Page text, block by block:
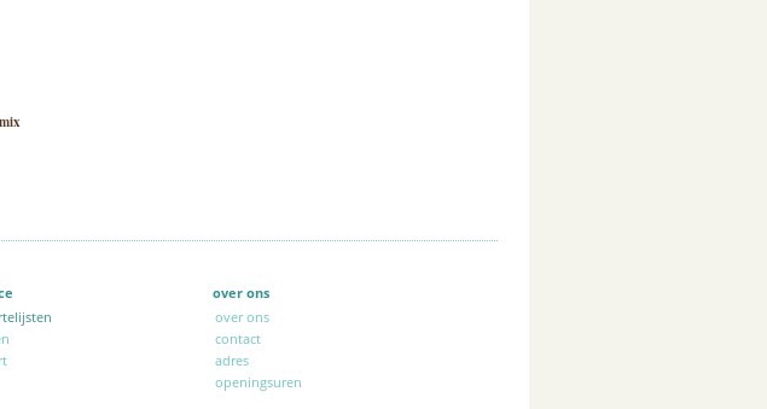
over ons
over ons
contact
adres
openingsuren